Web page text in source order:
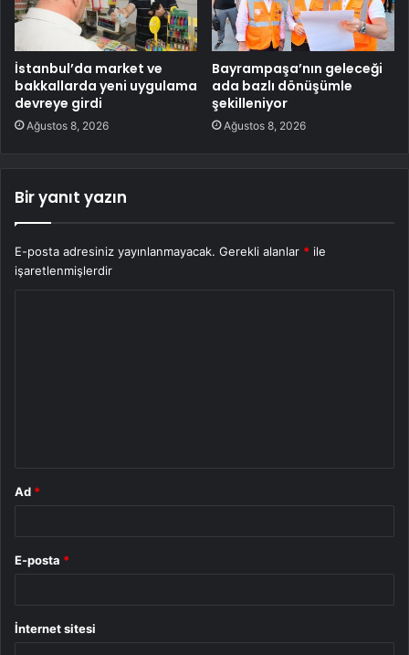
İstanbul’da market ve
bakkallarda yeni uygulama
devreye girdi
Ağustos 8, 2026
Bayrampaşa’nın geleceği
ada bazlı dönüşümle
şekilleniyor
Ağustos 8, 2026
Bir yanıt yazın
E-posta adresiniz yayınlanmayacak. Gerekli alanlar * ile
işaretlenmişlerdir
Ad *
E-posta *
İnternet sitesi